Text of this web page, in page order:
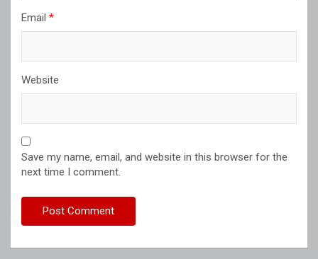
Email *
Website
Save my name, email, and website in this browser for the
next time I comment.